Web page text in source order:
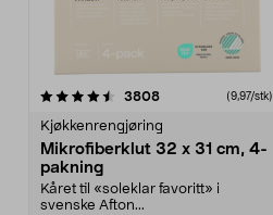
3808anmeldelser(9,97/stk)
Kjøkkenrengjøring
Mikrofiberklut 32 x 31 cm, 4-
pakning
Kåret til «soleklar favoritt» i
svenske Afton...
4.5av 5 stjerner